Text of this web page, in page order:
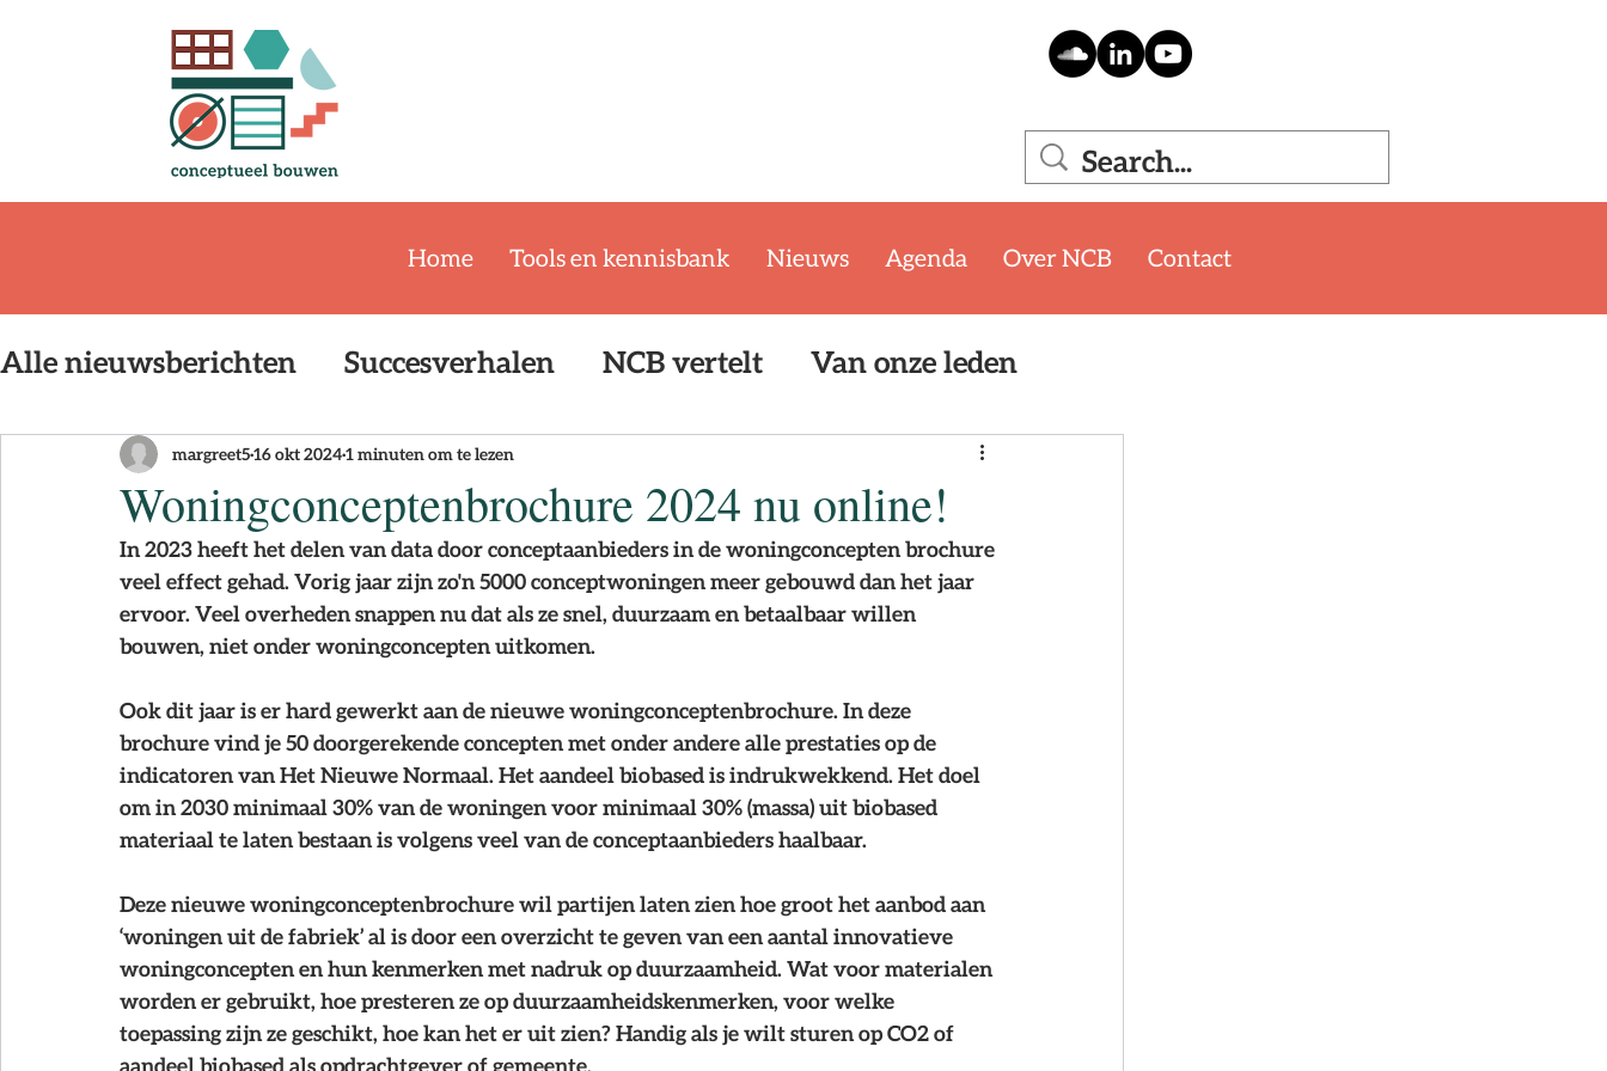
Home Tools en kennisbank Nieuws Agenda Over NCB Contact
Alle nieuwsberichten Succesverhalen NCB vertelt Van onze leden
Event Publicatie De Bouwstroom SYTYCB Challenge '25/'26
NCB Magazine
Woningconceptenbrochure 2024 nu online!
margreet516 okt 20241 minuten om te lezen
In 2023 heeft het delen van data door conceptaanbieders in de woningconcepten brochure
veel effect gehad. Vorig jaar zijn zo'n 5000 conceptwoningen meer gebouwd dan het jaar
ervoor. Veel overheden snappen nu dat als ze snel, duurzaam en betaalbaar willen
bouwen, niet onder woningconcepten uitkomen.
Ook dit jaar is er hard gewerkt aan de nieuwe woningconceptenbrochure. In deze
brochure vind je 50 doorgerekende concepten met onder andere alle prestaties op de
indicatoren van Het Nieuwe Normaal. Het aandeel biobased is indrukwekkend. Het doel
om in 2030 minimaal 30% van de woningen voor minimaal 30% (massa) uit biobased
materiaal te laten bestaan is volgens veel van de conceptaanbieders haalbaar.
Deze nieuwe woningconceptenbrochure wil partijen laten zien hoe groot het aanbod aan
‘woningen uit de fabriek’ al is door een overzicht te geven van een aantal innovatieve
woningconcepten en hun kenmerken met nadruk op duurzaamheid. Wat voor materialen
worden er gebruikt, hoe presteren ze op duurzaamheidskenmerken, voor welke
toepassing zijn ze geschikt, hoe kan het er uit zien? Handig als je wilt sturen op CO2 of
aandeel biobased als opdrachtgever of gemeente.